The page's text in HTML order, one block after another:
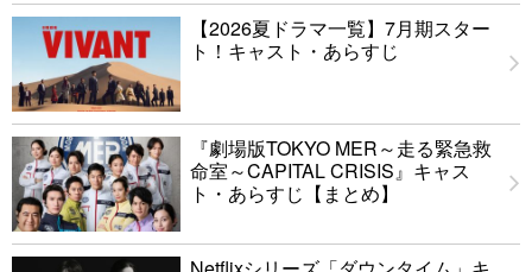
【2026夏ドラマ一覧】7月期スター
ト！キャスト・あらすじ
『劇場版TOKYO MER～走る緊急救
命室～CAPITAL CRISIS』キャス
ト・あらすじ【まとめ】